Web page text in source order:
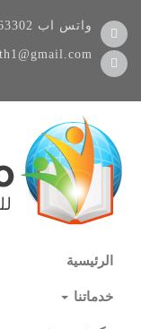
واتس اب
الرئيسية
خدماتنا